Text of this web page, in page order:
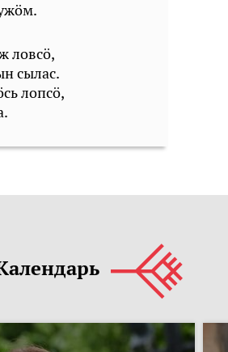
ловсö,
сылас.
лопсö,